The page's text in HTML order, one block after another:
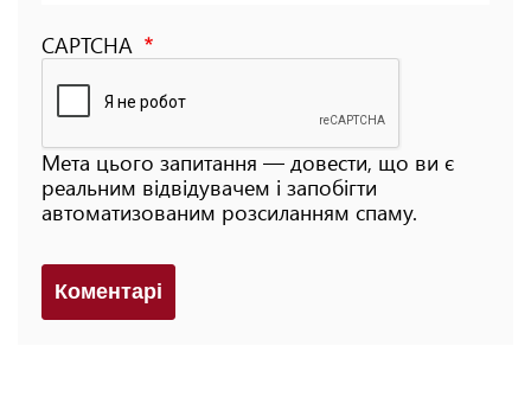
CAPTCHA
Мета цього запитання — довести, що ви є
реальним відвідувачем і запобігти
автоматизованим розсиланням спаму.
Коментарi